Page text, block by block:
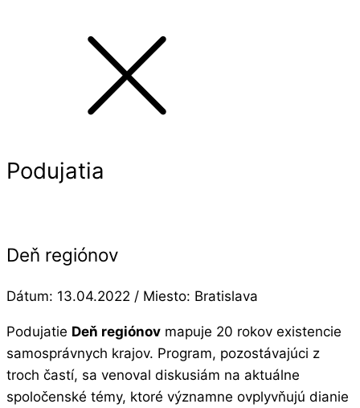
Podujatia
Deň regiónov
Dátum: 13.04.2022 / Miesto: Bratislava
Podujatie Deň regiónov mapuje 20 rokov existencie
samosprávnych krajov. Program, pozostávajúci z
troch častí, sa venoval diskusiám na aktuálne
spoločenské témy, ktoré významne ovplyvňujú dianie